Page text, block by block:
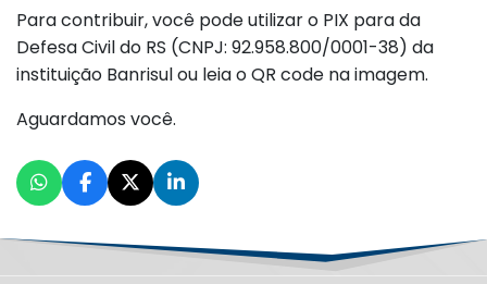
Para contribuir, você pode utilizar o PIX para da
Defesa Civil do RS (CNPJ: 92.958.800/0001-38) da
instituição Banrisul ou leia o QR code na imagem.
Aguardamos você.